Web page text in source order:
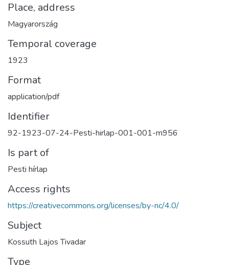
Place, address
Magyarország
Temporal coverage
1923
Format
application/pdf
Identifier
92-1923-07-24-Pesti-hirlap-001-001-m956
Is part of
Pesti hírlap
Access rights
https://creativecommons.org/licenses/by-nc/4.0/
Subject
Kossuth Lajos Tivadar
Type